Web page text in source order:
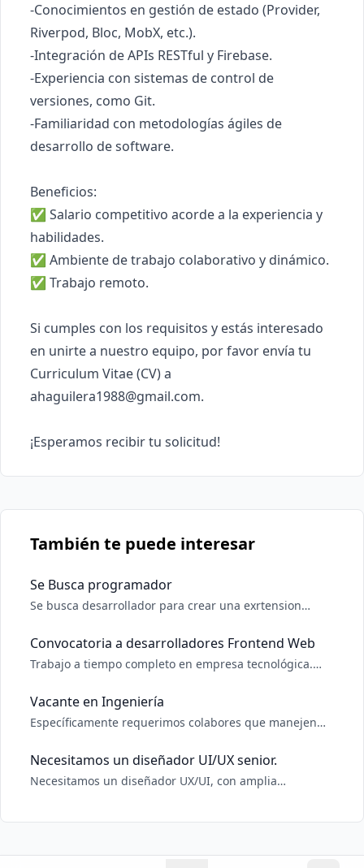
-Conocimientos en gestión de estado (Provider,
Riverpod, Bloc, MobX, etc.).
-Integración de APIs RESTful y Firebase.
-Experiencia con sistemas de control de
versiones, como Git.
-Familiaridad con metodologías ágiles de
desarrollo de software.
Beneficios:
✅ Salario competitivo acorde a la experiencia y
habilidades.
✅ Ambiente de trabajo colaborativo y dinámico.
✅ Trabajo remoto.
Si cumples con los requisitos y estás interesado
en unirte a nuestro equipo, por favor envía tu
ahaguilera1988@gmail.com.
¡Esperamos recibir tu solicitud!
También te puede interesar
Se Busca programador
Se busca desarrollador para crear una exrtension
Convocatoria a desarrolladores Frontend Web
Trabajo a tiempo completo en empresa tecnológica.
Vacante en Ingeniería
Específicamente requerimos colabores que manejen
REFRIGERACIÓN. Con disposición para trabajar de
trabajo flexibles y auto manejables. Para mayor
Necesitamos un diseñador UI/UX senior.
Necesitamos un diseñador UX/UI, con amplia